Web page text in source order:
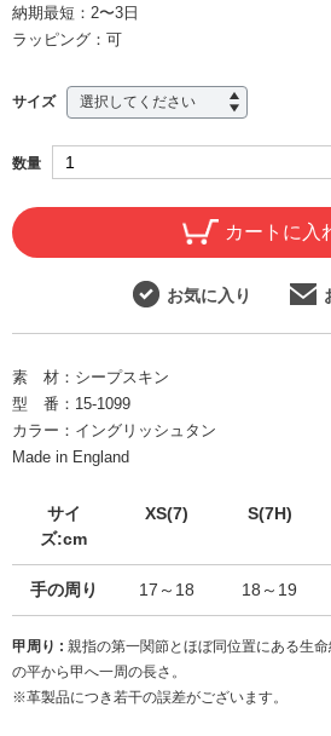
納期最短： 2〜3日
ラッピング： 可
サイズ
数量
カートに入
お気に入り
素 材： シープスキン
型 番： 15-1099
カラー： イングリッシュタン
Made in England
サイ
ズ:cm
XS(7) S(7H)
手の周り 17～18 18～19
甲周り : 親指の第一関節とほぼ同位置にある生
の平から甲へ一周の長さ。
※革製品につき若干の誤差がございます。